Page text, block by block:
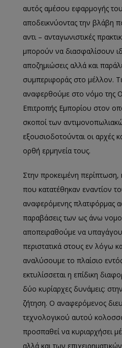
αυτός αμέσου εφαρμογής
αποδεικνύοντας την βλάβη
αντι – ανταγωνιστικές
μπορούν να διασφαλίσουν
αποζημιώσεις αλλά και
συμπεριφοράς στο μέλλον.
αναφερθούμε στο νόμο της
Επιτροπής Εμπορίου στον
σκοποί των
εξουσιοδοτούνται οι αρχές
ορθή ερμηνεία τους.
Στην προκειμένη
που κατατέθηκαν εναντίον
αναφερόμενης πλατφόρμας
παραβάσεις των ως άνω
αποπειραθούμε να
περιστατικά στους εν λόγω
αναλύσουμε το πλαίσιο
εκτυλίσσεται η επίδικη
δύο κυρίαρχες δυνάμεις:
ζήτηση. Ο αναφερόμενος
τεχνολογικού αυτού
προσπαθεί να κυριαρχήσει
αλλά και των